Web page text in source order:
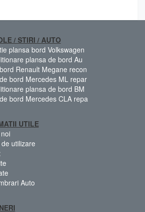
/ STIRI / AUTO
plansa bord Volkswagen
plansa de bord Au
Renault Megane recon
bord Mercedes ML repar
plansa de bord BM
bord Mercedes CLA repa
UTILE
utilizare
Auto